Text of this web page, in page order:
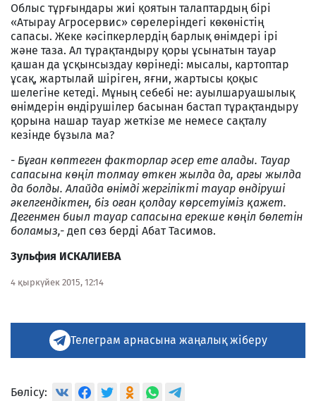
Облыс тұрғындары жиі қоятын талаптардың бірі
«Атырау Агросервис» сөрелеріндегі көкөністің
сапасы. Жеке кәсіпкерлердің барлық өнімдері ірі
және таза. Ал тұрақтандыру қоры ұсынатын тауар
қашан да ұсқынсыздау көрінеді: мысалы, картоптар
ұсақ, жартылай шіріген, яғни, жартысы қоқыс
шелегіне кетеді. Мұның себебі не: ауылшаруашылық
өнімдерін өндірушілер басынан бастап тұрақтандыру
қорына нашар тауар жеткізе ме немесе сақталу
кезінде бұзыла ма?
- Бұған көптеген факторлар әсер ете алады. Тауар
сапасына көңіл толмау өткен жылда да, арғы жылда
да болды. Алайда өнімді жергілікті тауар өндіруші
әкелгендіктен, біз оған қолдау көрсетуіміз қажет.
Дегенмен биыл тауар сапасына ерекше көңіл бөлетін
боламыз,- деп сөз берді Абат Тасимов.
Зульфия ИСКАЛИЕВА
4 қыркүйек 2015, 12:14
Телеграм арнасына жаңалық жіберу
Бөлісу: